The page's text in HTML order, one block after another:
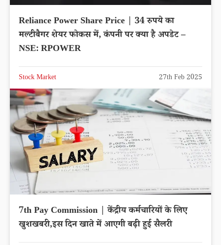
Reliance Power Share Price | 34 रुपये का
मल्टीबैगर शेयर फोकस में, कंपनी पर क्या है अपडेट –
NSE: RPOWER
Stock Market 27th Feb 2025
7th Pay Commission | केंद्रीय कर्मचारियों के लिए
खुशखबरी,इस दिन खाते में आएगी बढ़ी हुई सैलरी